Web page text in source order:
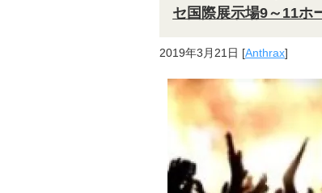
セ国際展示場9～11ホ
2019年3月21日 [Anthrax]